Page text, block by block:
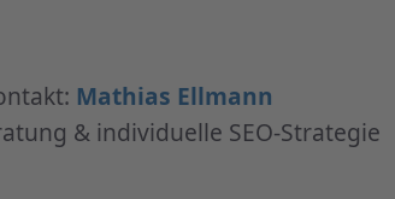
Mathias Ellmann
& individuelle SEO-Strategie